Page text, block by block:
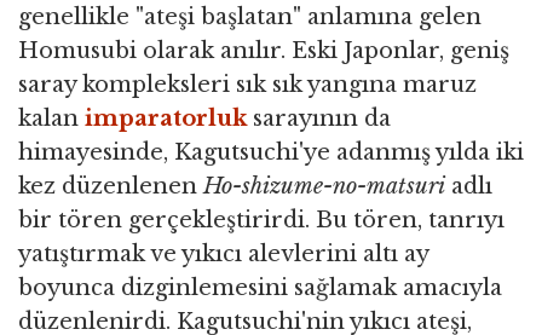
genellikle "ateşi başlatan" anlamına gelen
Homusubi olarak anılır. Eski Japonlar, geniş
saray kompleksleri sık sık yangına maruz
kalan imparatorluksarayının da
himayesinde, Kagutsuchi'ye adanmış yılda iki
kez düzenlenenHo-shizume-no-matsuriadlı
bir tören gerçekleştirirdi. Bu tören, tanrıyı
yatıştırmak ve yıkıcı alevlerini altı ay
boyunca dizginlemesini sağlamak amacıyla
düzenlenirdi. Kagutsuchi'nin yıkıcı ateşi,